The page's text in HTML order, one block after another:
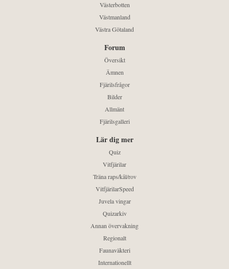
Västerbotten
Västmanland
Västra Götaland
Forum
Översikt
Ämnen
Fjärilsfrågor
Bilder
Allmänt
Fjärilsgalleri
Lär dig mer
Quiz
Vitfjärilar
Träna raps/kål/rov
VitfjärilarSpeed
Juvela vingar
Quizarkiv
Annan övervakning
Regionalt
Faunaväkteri
Internationellt